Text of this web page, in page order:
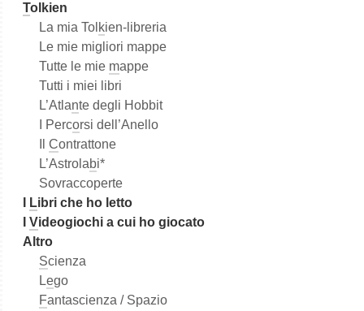
Tolkien
La mia Tol kien-libreria
Le mie migliori mappe
Tutte le mie mappe
Tutti i miei libri
L’Atlante degli Hobbit
I Percorsi dell’Anello
Contrattone
L’Astrolabi*
Sovraccoperte
Libri che ho letto
Videogiochi a cui ho giocato
Altro
Scienza
Lego
Fantascienza / Spazio